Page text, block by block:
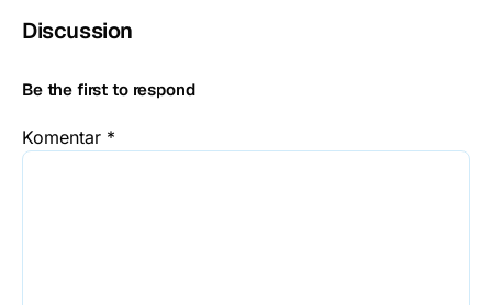
Discussion
Be the first to respond
Komentar *